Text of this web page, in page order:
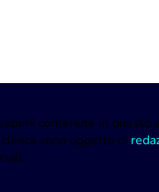
contenute in
sono oggetto di